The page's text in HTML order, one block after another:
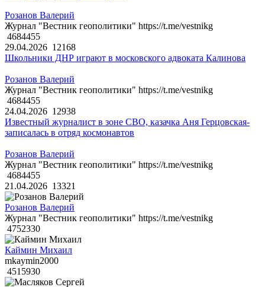
Розанов Валерий
Журнал "Вестник геополитики" https://t.me/vestnikg
4684455
29.04.2026 12168
Школьники ДНР играют в московского адвоката Калинова
Розанов Валерий
Журнал "Вестник геополитики" https://t.me/vestnikg
4684455
24.04.2026 12938
Известный журналист в зоне СВО, казачка Аня Герцовская-
записалась в отряд космонавтов
Розанов Валерий
Журнал "Вестник геополитики" https://t.me/vestnikg
4684455
21.04.2026 13321
Розанов Валерий
Журнал "Вестник геополитики" https://t.me/vestnikg
4752330
Каймин Михаил
mkaymin2000
4515930